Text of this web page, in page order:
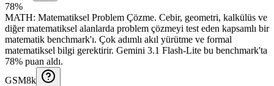
78%
MATH: Matematiksel Problem Çözme. Cebir, geometri, kalkülüs ve
diğer matematiksel alanlarda problem çözmeyi test eden kapsamlı bir
matematik benchmark'ı. Çok adımlı akıl yürütme ve formal
matematiksel bilgi gerektirir. Gemini 3.1 Flash-Lite bu benchmark'ta
78% puan aldı.
GSM8k